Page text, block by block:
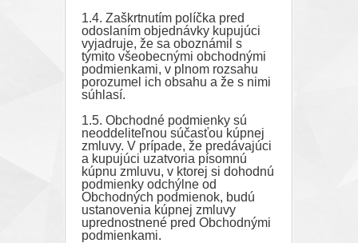
1.4. Zaškrtnutím políčka pred
odoslaním objednávky kupujúci
vyjadruje, že sa oboznámil s
týmito všeobecnými obchodnými
podmienkami, v plnom rozsahu
porozumel ich obsahu a že s nimi
súhlasí.
1.5. Obchodné podmienky sú
neoddeliteľnou súčasťou kúpnej
zmluvy. V prípade, že predávajúci
a kupujúci uzatvoria písomnú
kúpnu zmluvu, v ktorej si dohodnú
podmienky odchýlne od
Obchodných podmienok, budú
ustanovenia kúpnej zmluvy
uprednostnené pred Obchodnými
podmienkami.